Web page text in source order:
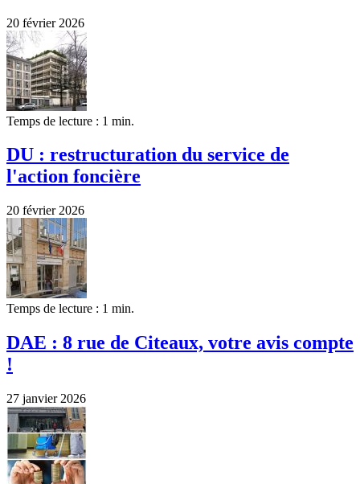
20 février 2026
Temps de lecture : 1 min.
DU : restructuration du service de
l'action foncière
20 février 2026
Temps de lecture : 1 min.
DAE : 8 rue de Citeaux, votre avis compte
!
27 janvier 2026